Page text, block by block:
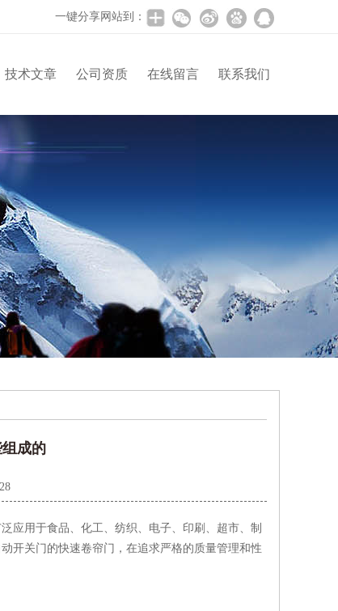
一键分享网站到：
技术文章 公司资质 在线留言 联系我们
成的
应用于食品、化工、纺织、电子、印刷、超市、制
开关门的快速卷帘门，在追求严格的质量管理和性